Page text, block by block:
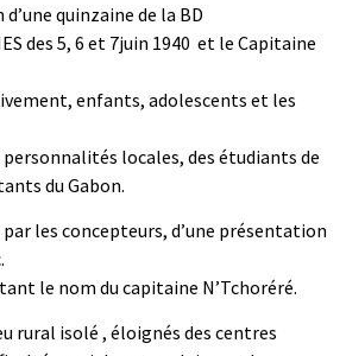
quinzaine de la BD
des 5, 6 et 7juin 1940 et le Capitaine
enfants, adolescents et les
locales, des étudiants de
du Gabon.
les concepteurs, d’une présentation
le nom du capitaine N’Tchoréré.
rural isolé , éloignés des centres